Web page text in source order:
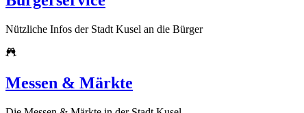
Nützliche Infos der Stadt Kusel an die Bürger
Messen & Märkte